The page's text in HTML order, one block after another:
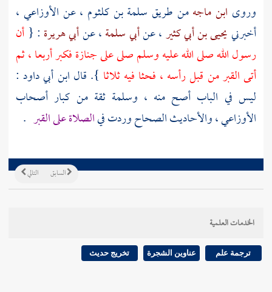
وروى ابن ماجهمن طريق سلمة بن كلثوم ، عن الأوزاعي ،
أخبرنييحيى بن أبي كثير، عنأبي سلمة، عنأبي هريرة : { أن
رسول الله صلى الله عليه وسلم صلى على جنازة فكبر أربعا ، ثم
أتى القبر من قبل رأسه ، فحثا فيه ثلاثا }. قال ابن أبي داود :
ليس في الباب أصح منه ، وسلمةثقة من كبار أصحاب
الأوزاعي، والأحاديث الصحاح وردت فيالصلاة على القبر .
التالي السابق
الخدمات العلمية
ترجمة علم عناوين الشجرة تخريج حديث